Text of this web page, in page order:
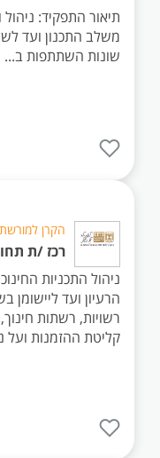
תיאור התפקיד: ניהול
משלב התכנון ועד
שונות השתתפות ב...
הקרן
רכז /ת
ניהול התכניות
הרעיון ועד ליישומן
רשויות, רשתות
קליטת ההזמנות ועל